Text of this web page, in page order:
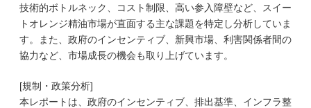
技術的ボトルネック、コスト制限、高い参入障壁など、スイー
トオレンジ精油市場が直面する主な課題を特定し分析していま
す。また、政府のインセンティブ、新興市場、利害関係者間の
協力など、市場成長の機会も取り上げています。
[規制・政策分析]
本レポートは、政府のインセンティブ、排出基準、インフラ整